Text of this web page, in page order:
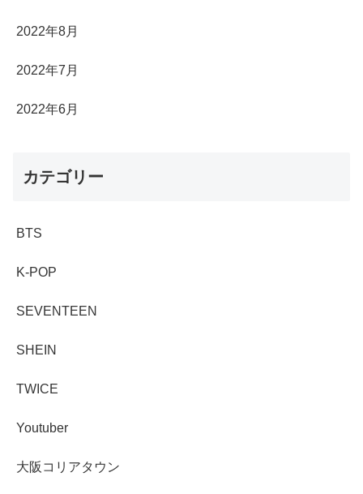
2022年8月
2022年7月
2022年6月
カテゴリー
BTS
K-POP
SEVENTEEN
SHEIN
TWICE
Youtuber
大阪コリアタウン